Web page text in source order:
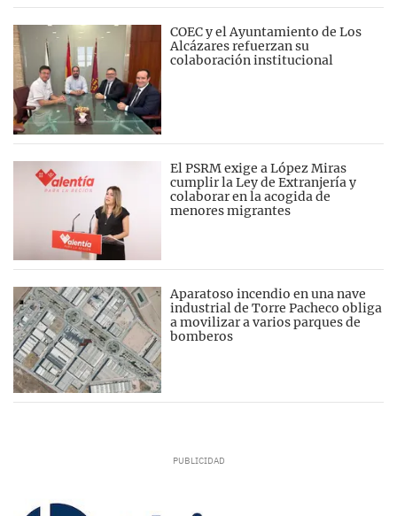
COEC y el Ayuntamiento de Los
Alcázares refuerzan su
colaboración institucional
El PSRM exige a López Miras
cumplir la Ley de Extranjería y
colaborar en la acogida de
menores migrantes
Aparatoso incendio en una nave
industrial de Torre Pacheco obliga
a movilizar a varios parques de
bomberos